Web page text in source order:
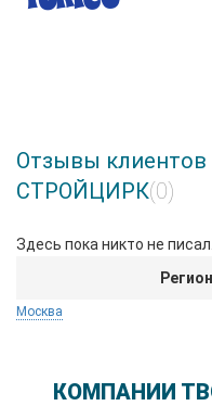
Отзывы клиентов
СТРОЙЦИРК(0)
Здесь пока никто не
Москва
КОМПАНИИ